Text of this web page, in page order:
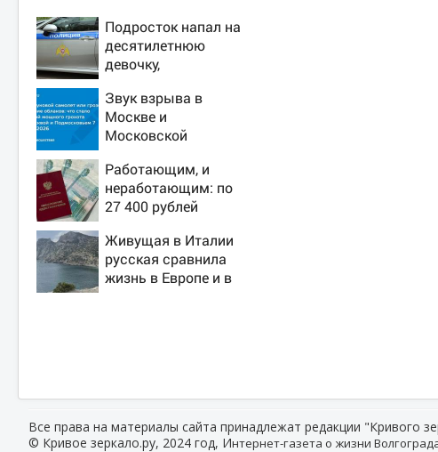
Подросток напал на
десятилетнюю
девочку,
квартиру
Звук взрыва в
Москве и
Московской
2026 года: Причины,
источник, откуда
был громкий хлопок
Работающим, и
неработающим: по
27 400 рублей
в сентябре -
PrimaMedia.ru
Живущая в Италии
русская сравнила
жизнь в Европе и в
Все права на материалы сайта принадлежат редакции "Кривого
© Кривое зеркало.ру, 2024 год, Интернет-газета о жизни